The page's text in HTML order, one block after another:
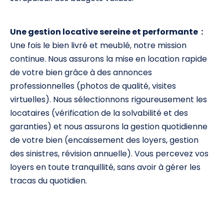
Une gestion locative sereine et performante :
Une fois le bien livré et meublé, notre mission
continue. Nous assurons la mise en location rapide
de votre bien grâce à des annonces
professionnelles (photos de qualité, visites
virtuelles). Nous sélectionnons rigoureusement les
locataires (vérification de la solvabilité et des
garanties) et nous assurons la gestion quotidienne
de votre bien (encaissement des loyers, gestion
des sinistres, révision annuelle). Vous percevez vos
loyers en toute tranquillité, sans avoir à gérer les
tracas du quotidien.